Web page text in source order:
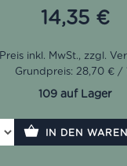
14,35 €
Grundpreis: 28,70 € /
109 auf Lager
IN DEN